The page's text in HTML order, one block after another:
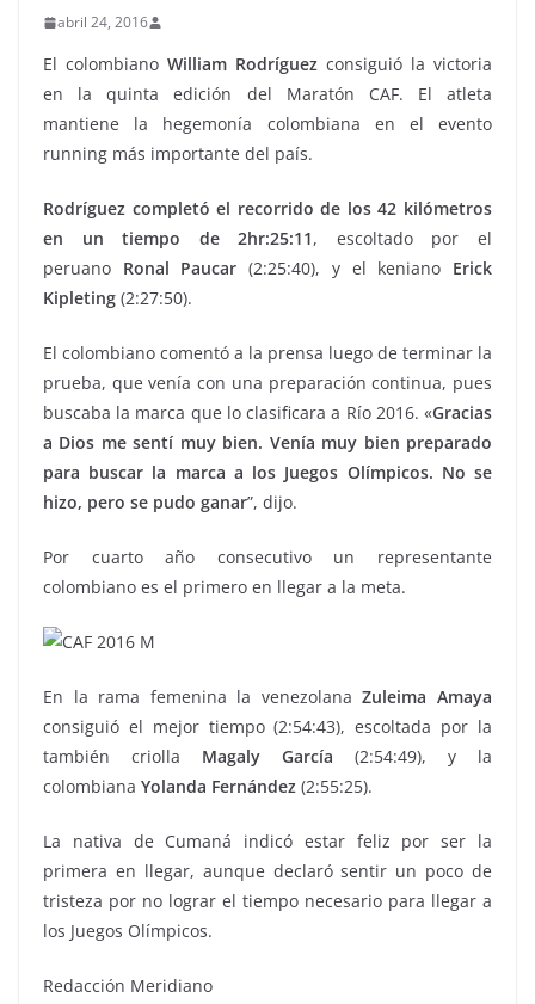
abril 24, 2016
El colombiano William Rodríguez consiguió la victoria
en la quinta edición del Maratón CAF. El atleta
mantiene la hegemonía colombiana en el evento
running más importante del país.
Rodríguez completó el recorrido de los 42 kilómetros
en un tiempo de 2hr:25:11, escoltado por el
peruano Ronal Paucar (2:25:40), y el keniano Erick
Kipleting (2:27:50).
El colombiano comentó a la prensa luego de terminar la
prueba, que venía con una preparación continua, pues
buscaba la marca que lo clasificara a Río 2016. «Gracias
a Dios me sentí muy bien. Venía muy bien preparado
para buscar la marca a los Juegos Olímpicos. No se
hizo, pero se pudo ganar”, dijo.
Por cuarto año consecutivo un representante
colombiano es el primero en llegar a la meta.
En la rama femenina la venezolanaZuleima Amaya
consiguió el mejor tiempo (2:54:43), escoltada por la
también criolla Magaly García (2:54:49), y la
colombiana Yolanda Fernández (2:55:25).
La nativa de Cumaná indicó estar feliz por ser la
primera en llegar, aunque declaró sentir un poco de
tristeza por no lograr el tiempo necesario para llegar a
los Juegos Olímpicos.
Redacción Meridiano